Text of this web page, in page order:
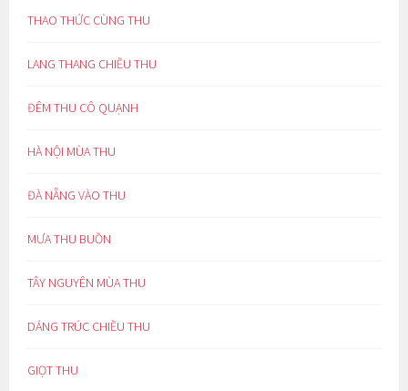
THAO THỨC CÙNG THU
LANG THANG CHIỀU THU
ĐÊM THU CÔ QUẠNH
HÀ NỘI MÙA THU
ĐÀ NẴNG VÀO THU
MƯA THU BUỒN
TÂY NGUYÊN MÙA THU
DÁNG TRÚC CHIỀU THU
GIỌT THU